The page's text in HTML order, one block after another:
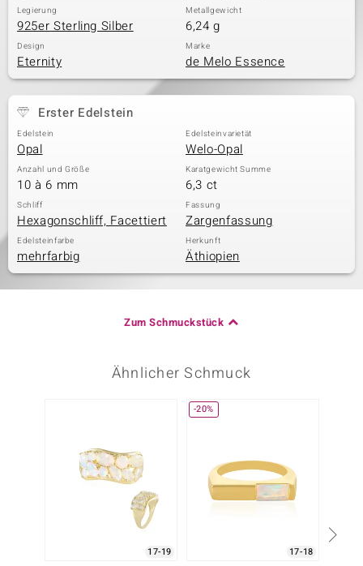
Legierung
925er Sterling Silber
Metallgewicht
6,24 g
Design
Eternity
Marke
de Melo Essence
Erster Edelstein
Edelstein
Opal
Edelsteinvarietät
Welo-Opal
Anzahl und Größe
10 à 6 mm
Karatgewicht Summe
6,3 ct
Schliff
Hexagonschliff, Facettiert
Fassung
Zargenfassung
Edelsteinfarbe
mehrfarbig
Herkunft
Äthiopien
Zum Schmuckstück
Ähnlicher Schmuck
17-19
-20%
17-18